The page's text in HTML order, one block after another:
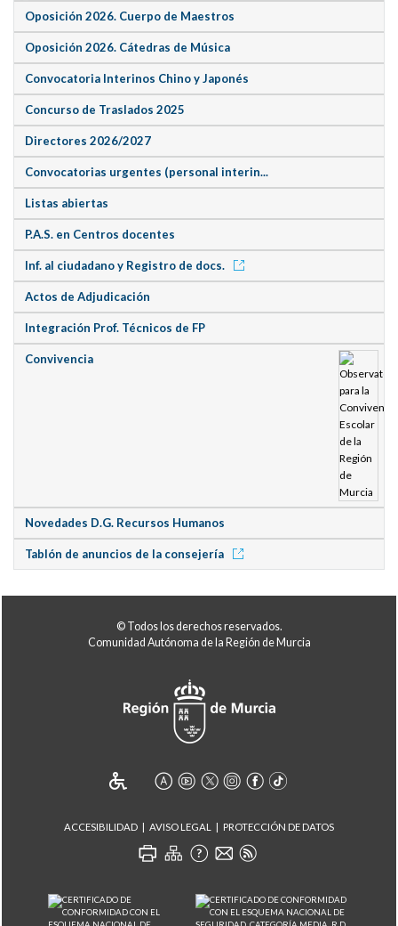
Oposición 2026. Cuerpo de Maestros
Oposición 2026. Cátedras de Música
Convocatoria Interinos Chino y Japonés
Concurso de Traslados 2025
Directores 2026/2027
Convocatorias urgentes (personal interin...
Listas abiertas
P.A.S. en Centros docentes
Inf. al ciudadano y Registro de docs.
Actos de Adjudicación
Integración Prof. Técnicos de FP
Convivencia
Novedades D.G. Recursos Humanos
Tablón de anuncios de la consejería
© Todos los derechos reservados.
Comunidad Autónoma de la Región de Murcia
ACCESIBILIDAD AVISO LEGAL PROTECCIÓN DE DATOS